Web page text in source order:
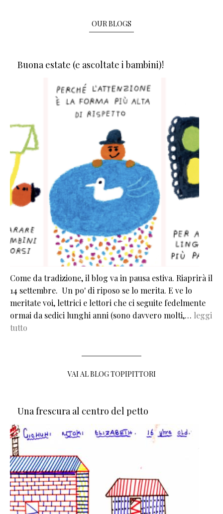
OUR BLOGS
Buona estate (e ascoltate i bambini)!
Come da tradizione, il blog va in pausa estiva. Riaprirà il
14 settembre. Un po' di riposo se lo merita. E ve lo
meritate voi, lettrici e lettori che ci seguite fedelmente
ormai da sedici lunghi anni (sono davvero molti,… leggi
tutto
VAI AL BLOG TOPIPITTORI
Una frescura al centro del petto